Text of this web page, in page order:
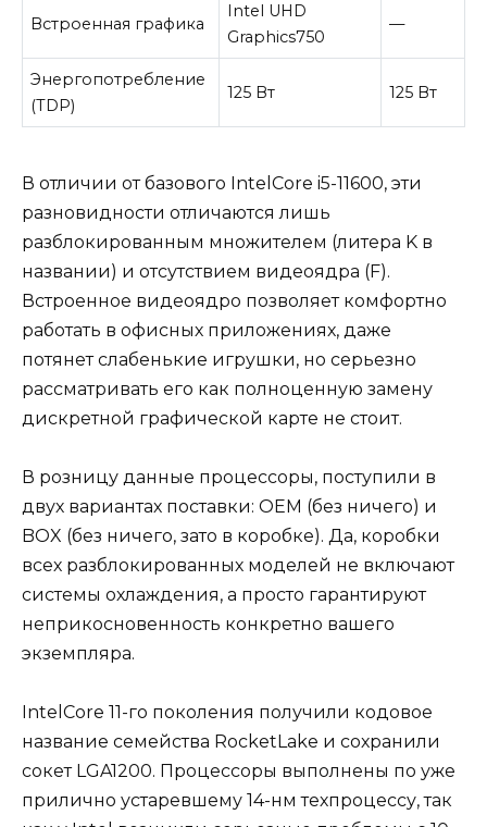
Встроенная графика
Intel UHD
Graphics750
—
Энергопотребление
(TDP)
125 Вт 125 Вт
В отличии от базового IntelCore i5-11600, эти
разновидности отличаются лишь
разблокированным множителем (литера K в
названии) и отсутствием видеоядра (F).
Встроенное видеоядро позволяет комфортно
работать в офисных приложениях, даже
потянет слабенькие игрушки, но серьезно
рассматривать его как полноценную замену
дискретной графической карте не стоит.
В розницу данные процессоры, поступили в
двух вариантах поставки: OEM (без ничего) и
BOX (без ничего, зато в коробке). Да, коробки
всех разблокированных моделей не включают
системы охлаждения, а просто гарантируют
неприкосновенность конкретно вашего
экземпляра.
IntelCore 11-го поколения получили кодовое
название семейства RocketLake и сохранили
сокет LGA1200. Процессоры выполнены по уже
прилично устаревшему 14-нм техпроцессу, так